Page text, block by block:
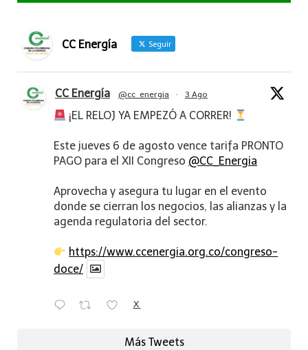
CC Energía Seguir
CC Energía @cc_energia · 3 Ago
¡EL RELOJ YA EMPEZÓ A CORRER!
Este jueves 6 de agosto vence tarifa PRONTO
PAGO para el XII Congreso @CC_Energia
Aprovecha y asegura tu lugar en el evento
donde se cierran los negocios, las alianzas y la
agenda regulatoria del sector.
https://www.ccenergia.org.co/congreso-
doce/
X
Más Tweets